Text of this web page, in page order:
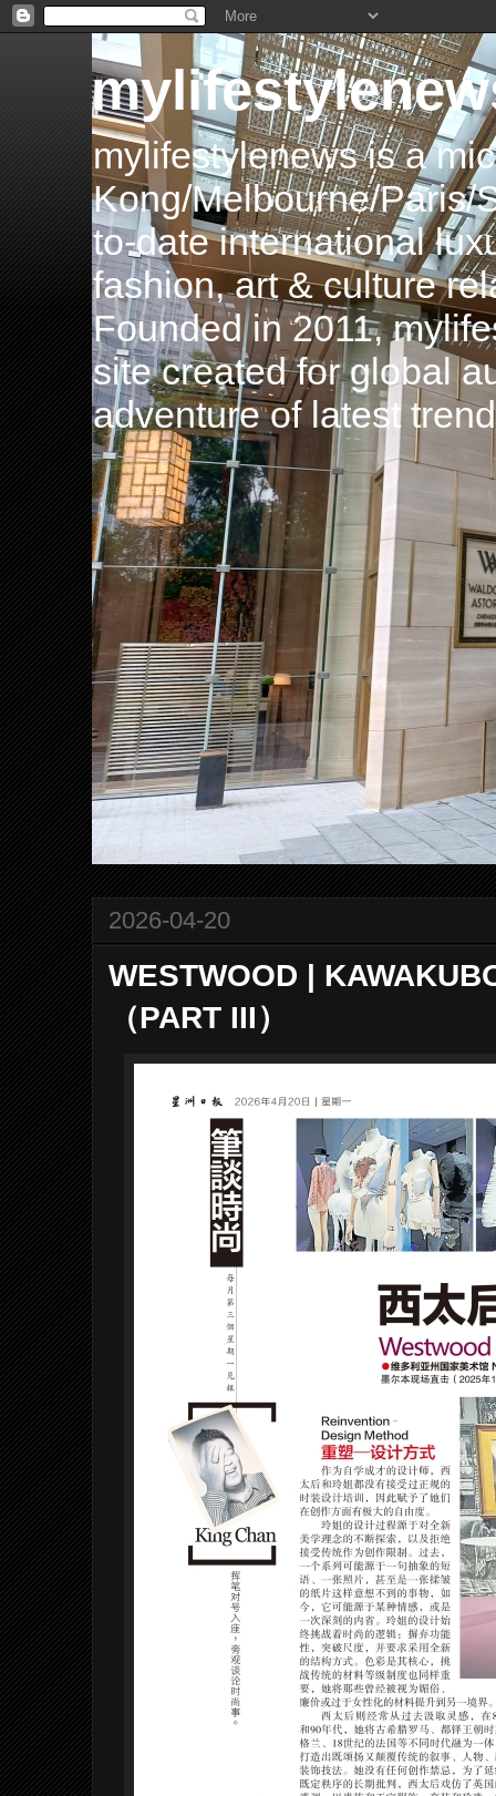
mylifestylenews is a
Kong/Melbourne/Paris/
to-date international
fashion, art & culture
Founded in 2011,
site created for global
adventure of latest
2026-04-20
WESTWOOD |
（PART III）